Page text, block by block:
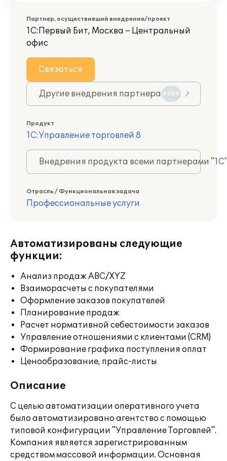
Партнер, осуществивший внедрение/проект
1С:Первый Бит, Москва – Центральный
офис
Связаться
Другие внедрения партнера 6304
Продукт
1С:Управление торговлей 8
Внедрения продукта всеми партнерами
Отрасль / Функциональная задача
Профессиональные услуги
Автоматизированы следующие
функции:
Анализ продаж ABC/XYZ
Взаиморасчеты с покупателями
Оформление заказов покупателей
Планирование продаж
Расчет нормативной себестоимости заказов
Управление отношениями с клиентами (CRM)
Формирование графика поступления оплат
Ценообразование, прайс-листы
Описание
С целью автоматизации оперативного учета
было автоматизировано агентство с помощью
типовой конфигурации "Управление Торговлей".
Компания является зарегистрированным
средством массовой информации. Основная